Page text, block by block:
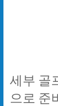
세부 골
으로 준